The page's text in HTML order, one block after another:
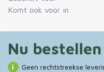
Komt ook voor in
Nu bestellen
Geen rechtstreekse